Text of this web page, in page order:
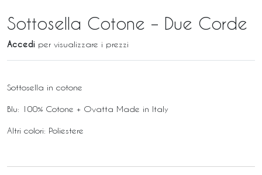
Sottosella Cotone – Due Corde
Accedi per visualizzare i prezzi
Sottosella in cotone
Blu: 100% Cotone + Ovatta Made in Italy
Altri colori: Poliestere